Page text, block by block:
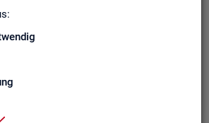
einen Überblick über die aktuelle
Arbeits- und Ausbildungsmarkt in